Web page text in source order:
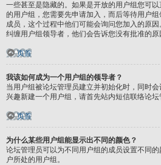
一些甚至是隐藏的。如果是开放的用户组您可
的用户组，您需要先申请加入，而后等待用户
成员，这个过程中他们可能会询问您加入的原
纠缠用户组领导者，他们会告诉您没有批准的原
页首
我该如何成为一个用户组的领导者？
当用户组被论坛管理员建立并初始化时，同时
兴趣新建一个用户组，请首先站内短信联络论坛
页首
为什么某些用户组能显示出不同的颜色？
论坛管理员可以为不同用户组的成员设置不同
户所处的用户组。